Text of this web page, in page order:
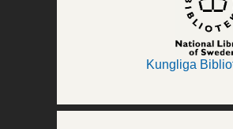
Kungliga